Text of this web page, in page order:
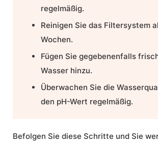
regelmäßig.
Reinigen Sie das Filtersystem
Wochen.
Fügen Sie gegebenenfalls
Wasser hinzu.
Überwachen Sie die
den pH-Wert regelmäßig.
Befolgen Sie diese Schritte und Sie